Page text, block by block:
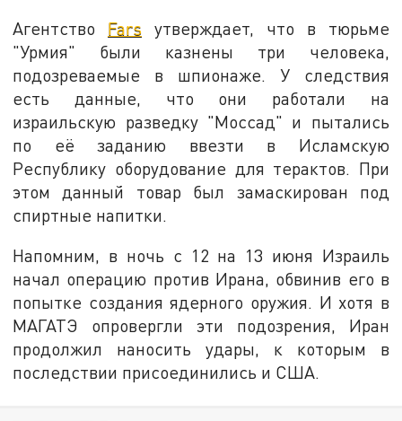
Агентство Fars утверждает, что в тюрьме
"Урмия" были казнены три человека,
подозреваемые в шпионаже. У следствия
есть данные, что они работали на
израильскую разведку "Моссад" и пытались
по её заданию ввезти в Исламскую
Республику оборудование для терактов. При
этом данный товар был замаскирован под
спиртные напитки.
Напомним, в ночь с 12 на 13 июня Израиль
начал операцию против Ирана, обвинив его в
попытке создания ядерного оружия. И хотя в
МАГАТЭ опровергли эти подозрения, Иран
продолжил наносить удары, к которым в
последствии присоединились и США.